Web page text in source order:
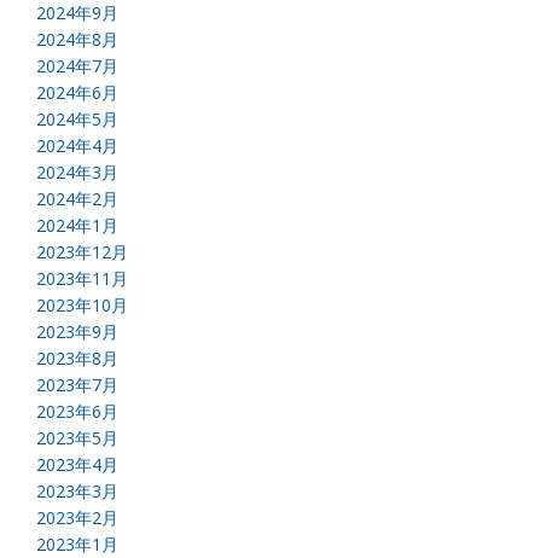
2024年9月
2024年8月
2024年7月
2024年6月
2024年5月
2024年4月
2024年3月
2024年2月
2024年1月
2023年12月
2023年11月
2023年10月
2023年9月
2023年8月
2023年7月
2023年6月
2023年5月
2023年4月
2023年3月
2023年2月
2023年1月